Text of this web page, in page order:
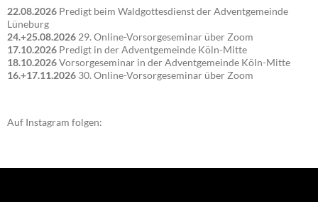
22.08.2026 Predigt beim Waldgottesdienst der Adventgemeinde
Lüneburg
24.+25.08.2026 29. Online-Vorsorgeseminar über Zoom
17.10.2026 Predigt in der Adventgemeinde Köln-Mitte
18.10.2026Vorsorgeseminar in der Adventgemeinde Köln-Mitte
16.+17.11.2026 30. Online-Vorsorgeseminar über Zoom
Auf Instagram folgen: